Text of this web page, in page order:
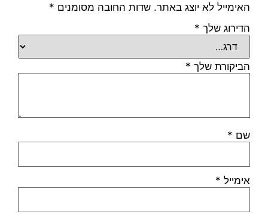
האימייל לא יוצג באתר. שדות החובה מסומנים *
הדירוג שלך *
הביקורת שלך *
שם *
אימייל *